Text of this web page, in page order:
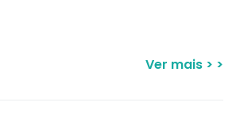
Ver mais > >